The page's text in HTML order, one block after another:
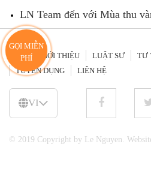
LN Team đến với Mùa thu
© 2019 Copyright by Le Nguyen.
VI
GIỚI THIỆU LUẬT SƯ
TƯ
TUYỂN DỤNG
LIÊN HỆ
GỌI MIỄN
PHÍ